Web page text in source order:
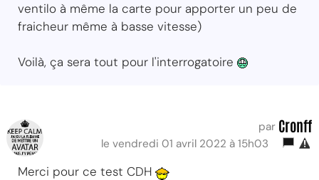
ventilo à même la carte pour apporter un peu de
fraicheur même à basse vitesse)
Voilà, ça sera tout pour l'interrogatoire
par Cronff
le vendredi 01 avril 2022 à 15h03
Merci pour ce test CDH